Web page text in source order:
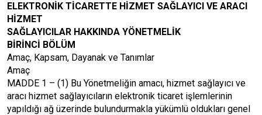
ELEKTRONİK TİCARETTE HİZMET SAĞLAYICI VE ARACI
HİZMET
SAĞLAYICILAR HAKKINDA YÖNETMELİK
BİRİNCİ BÖLÜM
Amaç, Kapsam, Dayanak ve Tanımlar
Amaç
MADDE 1 – (1) Bu Yönetmeliğin amacı, hizmet sağlayıcı ve
aracı hizmet sağlayıcıların elektronik ticaret işlemlerinin
yapıldığı ağ üzerinde bulundurmakla yükümlü oldukları genel